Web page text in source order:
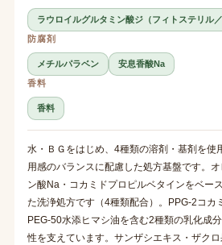
ラウロイルグルタミン酸ジ（フィトステリル
防腐剤
メチルパラベン
安息香酸Na
香料
香料
水・ＢＧをはじめ、4種類の溶剤・基剤を使
用感のバランスに配慮した処方基盤です。
ン酸Na・コカミドプロピルベタインをベー
た洗浄処方です（4種類配合）。PPG-2コカ
PEG-50水添ヒマシ油を含む2種類の乳化成
性を支えています。サンザシエキス・ザク